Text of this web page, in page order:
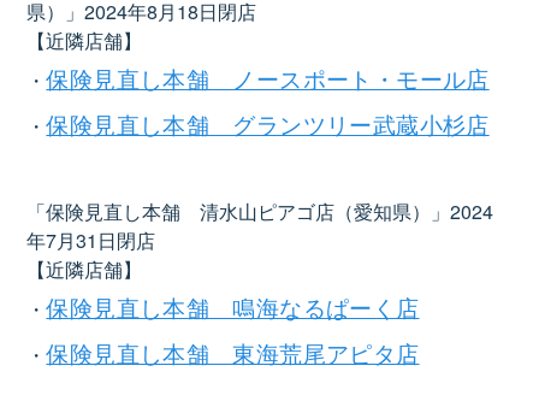
県）」2024年8月18日閉店
【近隣店舗】
・保険見直し本舗 ノースポート・モール店
・保険見直し本舗 グランツリー武蔵小杉店
「保険見直し本舗 清水山ピアゴ店（愛知県）」2024
年7月31日閉店
【近隣店舗】
・保険見直し本舗 鳴海なるぱーく店
・保険見直し本舗 東海荒尾アピタ店